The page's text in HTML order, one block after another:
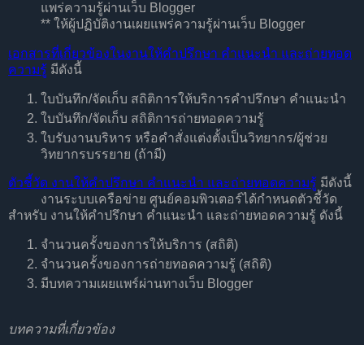
แพร่ความรู้ผ่านเว็บ Blogger
** ให้ผู้ปฏิบัติงานเผยแพร่ความรู้ผ่านเว็บ Blogger
เอกสารที่เกี่ยวข้องในงานให้คำปรึกษา คำแนะนำ และถ่ายทอด
ความรู้ มีดังนี้
ใบบันทึก/จัดเก็บ สถิติการให้บริการคำปรึกษา คำแนะนำ
ใบบันทึก/จัดเก็บ สถิติการถ่ายทอดความรู้
ใบรับงานบริหาร หรือคำสั่งแต่งตั้งเป็นวิทยากร/ผู้ช่วย
วิทยากรบรรยาย (ถ้ามี)
ตัวชี้วัด งานให้คำปรึกษา คำแนะนำ และถ่ายทอดความรู้ มีดังนี้
งานระบบเครือข่าย ศูนย์คอมพิวเตอร์ได้กำหนดตัวชี้วัด
สำหรับ งานให้คำปรึกษา คำแนะนำ และถ่ายทอดความรู้ ดังนี้
จำนวนครั้งของการให้บริการ (สถิติ)
จำนวนครั้งของการถ่ายทอดความรู้ (สถิติ)
มีบทความเผยแพร์ผ่านทางเว็บ Blogger
บทความที่เกี่ยวข้อง